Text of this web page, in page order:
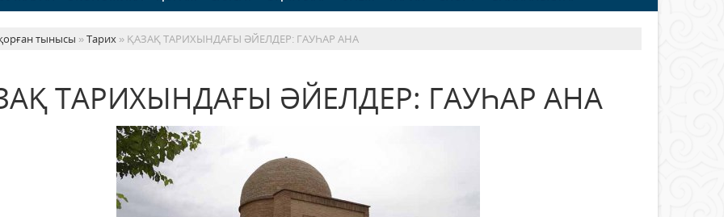
тынысы »Тарих » ҚАЗАҚ ТАРИХЫНДАҒЫ ӘЙЕЛДЕР: ГАУҺАР АНА
ТАРИХЫНДАҒЫ ӘЙЕЛДЕР: ГАУҺАР АНА